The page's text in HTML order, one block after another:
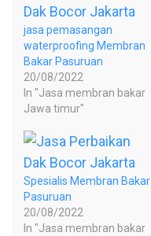
jasa pemasangan
waterproofing Membran
Bakar Pasuruan
20/08/2022
In "Jasa membran bakar
Jawa timur"
Spesialis Membran Bakar
Pasuruan
20/08/2022
In "Jasa membran bakar